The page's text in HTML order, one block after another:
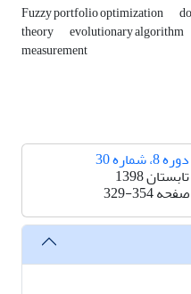
Fuzzy portfolio optimization
theory evolutionary algorithm
measurement
دوره 8، شماره 30
تابستان 1398
صفحه329-354